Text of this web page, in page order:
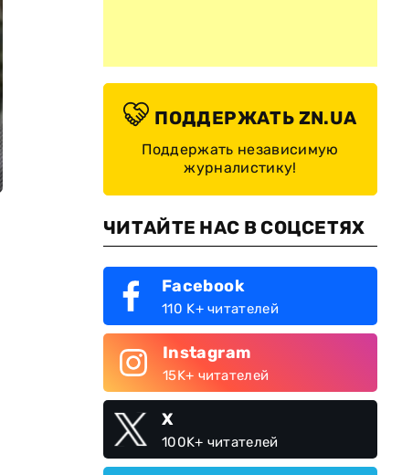
ПОДДЕРЖАТЬ ZN.UA
Поддержать независимую
журналистику!
ЧИТАЙТЕ НАС В СОЦСЕТЯХ
Facebook
110 K+ читателей
Instagram
15K+ читателей
X
100K+ читателей